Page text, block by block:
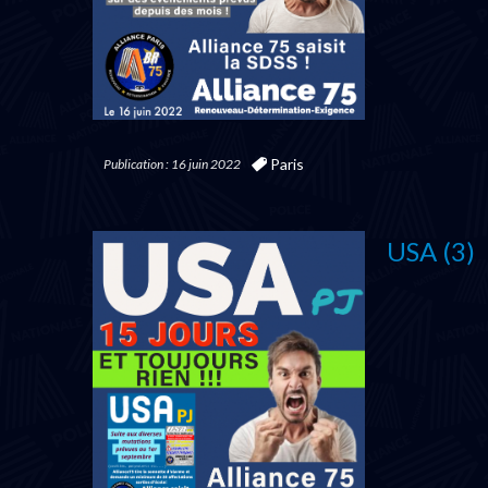
Publication : 16 juin 2022 Paris
USA (3)